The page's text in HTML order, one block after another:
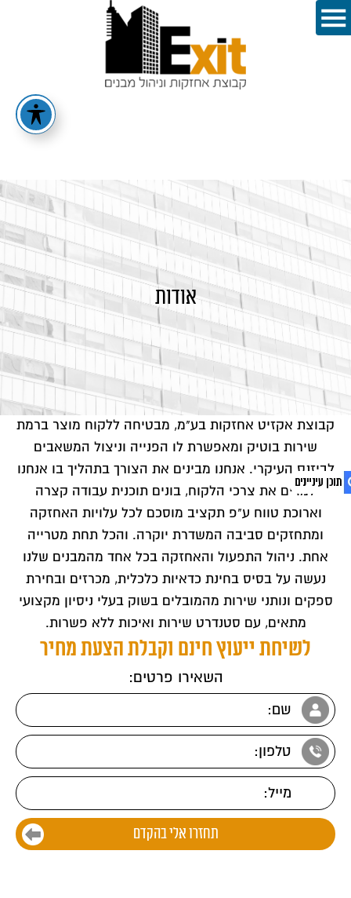
אודות
קבוצת אקזיט אחזקות בע"מ, מבטיחה ללקוח מוצר ברמת
שירות בוטיק ומאפשרת לו הפנייה וניצול המשאבים
לביזנס העיקרי. אנחנו מבינים את הצורך בתהליך בו אנחנו
למדים את צרכי הלקוח, בונים תוכנית עבודה קצרה
וארוכת טווח ע"פ תקציב מוסכם לכל עלויות האחזקה
ומתחזקים סביבה המשדרת יוקרה. והכל תחת מטרייה
אחת. ניהול התפעול והאחזקה בכל אחד מהמבנים שלנו
נעשה על בסיס בחינת כדאיות כלכלית, מכרזים ובחירת
ספקים ונותני שירות מהמובלים בשוק בעלי ניסיון מקצועי
מתאים, עם סטנדרט שירות ואיכות ללא פשרות.
לשיחת ייעוץ חינם וקבלת הצעת מחיר
השאירו פרטים: